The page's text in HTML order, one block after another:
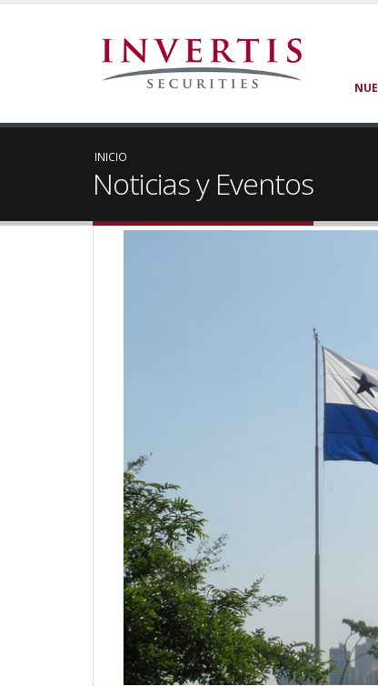
INICIO
Noticias y Eventos